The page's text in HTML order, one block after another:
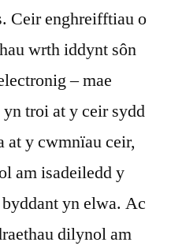
Ceir enghreifftiau o
wrth iddynt sôn
– mae
troi at y ceir sydd
at y cwmnïau ceir,
am isadeiledd y
yn elwa. Ac
dilynol am